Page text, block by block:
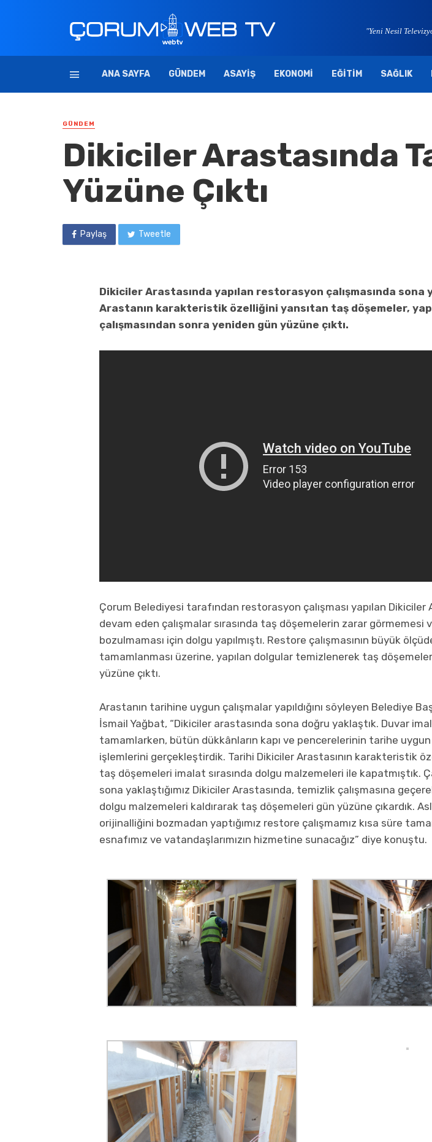
"Yeni Nesil
ANA SAYFA GÜNDEM ASAYIŞ EKONOMI EĞITIM SAĞLIK
GÜNDEM
Dikiciler Arastasında
Yüzüne Çıktı
Paylaş Tweetle
Dikiciler Arastasında yapılan restorasyon çalışmasında sona
Arastanın karakteristik özelliğini yansıtan taş döşemeler,
çalışmasından sonra yeniden gün yüzüne çıktı.
Çorum Belediyesi tarafından restorasyon çalışması yapılan Dikiciler
devam eden çalışmalar sırasında taş döşemelerin zarar görmemesi
bozulmaması için dolgu yapılmıştı. Restore çalışmasının büyük
tamamlanması üzerine, yapılan dolgular temizlenerek taş
yüzüne çıktı.
Arastanın tarihine uygun çalışmalar yapıldığını söyleyen Belediye
İsmail Yağbat, “Dikiciler arastasında sona doğru yaklaştık. Duvar
tamamlarken, bütün dükkânların kapı ve pencerelerinin tarihe
işlemlerini gerçekleştirdik. Tarihi Dikiciler Arastasının karakteristik
taş döşemeleri imalat sırasında dolgu malzemeleri ile kapatmıştık.
sona yaklaştığımız Dikiciler Arastasında, temizlik çalışmasına
dolgu malzemeleri kaldırarak taş döşemeleri gün yüzüne çıkardık.
orijinalliğini bozmadan yaptığımız restore çalışmamız kısa süre
esnafımız ve vatandaşlarımızın hizmetine sunacağız” diye konuştu.